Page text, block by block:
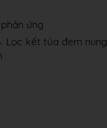
ứng
Lọc kết tủa đem nung